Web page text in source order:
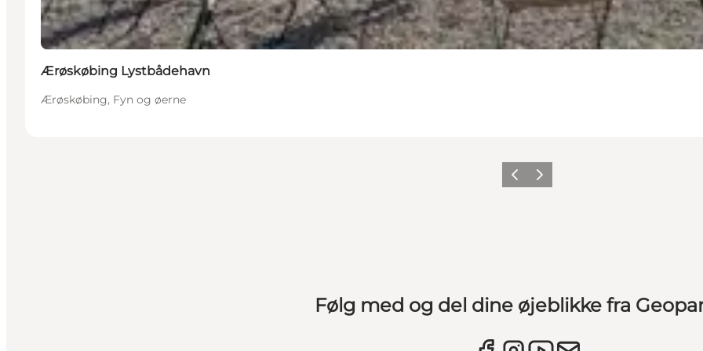
Ærøskøbing Lystbådehavn
Ærøskøbing, Fyn og øerne
ForrigeNæste
Følg med og del dine øjeblikke fra